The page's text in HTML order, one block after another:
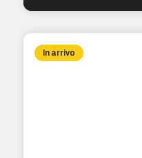
In arrivo